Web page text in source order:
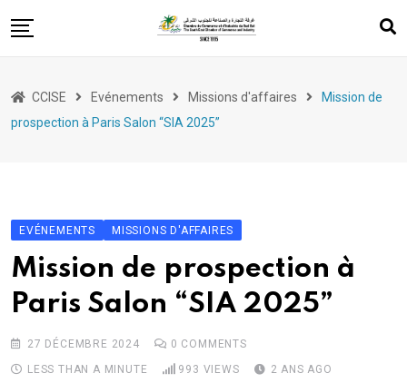
to
Appui à l’export
Législations
CCISE Evénements Missions d'affaires
Mission de
prospection à Paris Salon “SIA 2025”
EVÉNEMENTS MISSIONS D'AFFAIRES
Mission de prospection à
Paris Salon “SIA 2025”
27 DÉCEMBRE 2024 0 COMMENTS
LESS THAN A MINUTE
993 VIEWS 2 ANS AGO